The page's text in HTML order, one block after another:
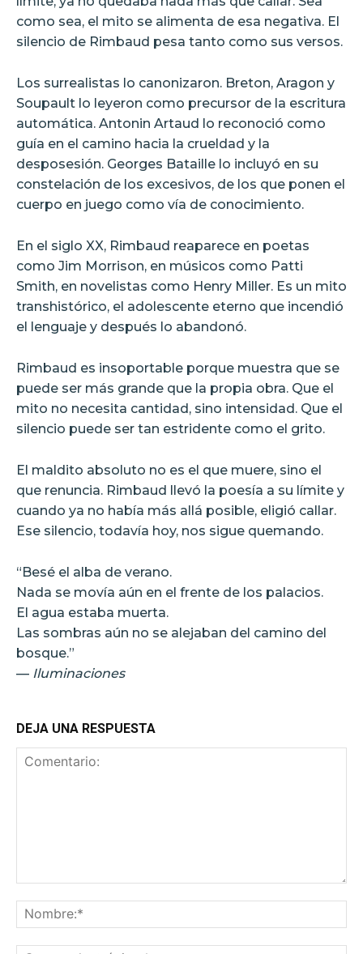
como sea, el mito se alimenta de esa negativa. El
silencio de Rimbaud pesa tanto como sus versos.
Los surrealistas lo canonizaron. Breton, Aragon y
Soupault lo leyeron como precursor de la escritura
automática. Antonin Artaud lo reconoció como
guía en el camino hacia la crueldad y la
desposesión. Georges Bataille lo incluyó en su
constelación de los excesivos, de los que ponen el
cuerpo en juego como vía de conocimiento.
En el siglo XX, Rimbaud reaparece en poetas
como Jim Morrison, en músicos como Patti
Smith, en novelistas como Henry Miller. Es un mito
transhistórico, el adolescente eterno que incendió
el lenguaje y después lo abandonó.
Rimbaud es insoportable porque muestra que se
puede ser más grande que la propia obra. Que el
mito no necesita cantidad, sino intensidad. Que el
silencio puede ser tan estridente como el grito.
El maldito absoluto no es el que muere, sino el
que renuncia. Rimbaud llevó la poesía a su límite y
cuando ya no había más allá posible, eligió callar.
Ese silencio, todavía hoy, nos sigue quemando.
“Besé el alba de verano.
Nada se movía aún en el frente de los palacios.
El agua estaba muerta.
Las sombras aún no se alejaban del camino del
bosque.”
— Iluminaciones
DEJA UNA RESPUESTA